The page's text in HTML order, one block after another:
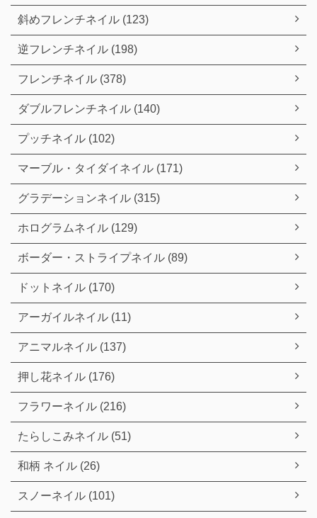
斜めフレンチネイル (123)
逆フレンチネイル (198)
フレンチネイル (378)
ダブルフレンチネイル (140)
プッチネイル (102)
マーブル・タイダイネイル (171)
グラデーションネイル (315)
ホログラムネイル (129)
ボーダー・ストライプネイル (89)
ドットネイル (170)
アーガイルネイル (11)
アニマルネイル (137)
押し花ネイル (176)
フラワーネイル (216)
たらしこみネイル (51)
和柄 ネイル (26)
スノーネイル (101)